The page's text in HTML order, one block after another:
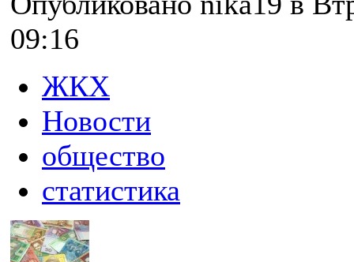
09:16
ЖКХ
Новости
общество
статистика